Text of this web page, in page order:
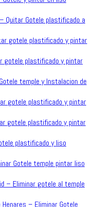
Quitar Gotele plastificado a
gotele plastificado y pintar
gotele plastificado y pintar
temple y Instalacion de
gotele plastificado y pintar
gotele plastificado y pintar
plastificado y liso
Gotele temple pintar liso
– Eliminar gotele al temple
– Eliminar Gotele